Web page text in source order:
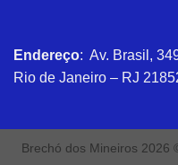
Endereço: Av. Brasil,
Rio de Janeiro – RJ
Brechó dos Mineiros 2026